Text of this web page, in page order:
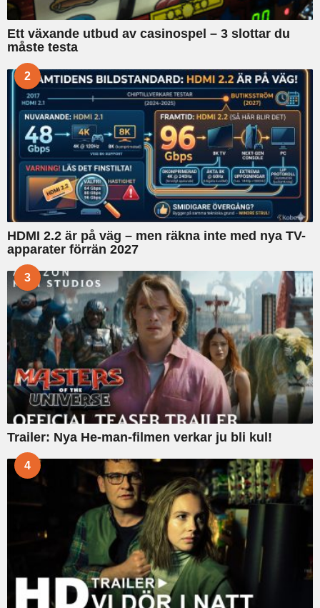
Ett växande utbud av casinospel – 3 slottar du
måste testa
2
HDMI 2.2 är på väg – men räkna inte med nya TV-
apparater förrän 2027
3
Trailer: Nya He-man-filmen verkar ju bli kul!
4